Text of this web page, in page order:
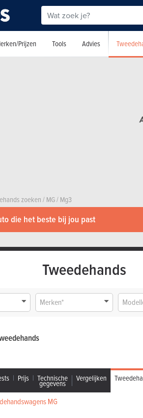
Prijzen Tools Advies
zoeken/MG/Mg3
die het beste bij jou past
Tweedehands
Merken*
Prijs Technische
gegevens
Vergelijken
MG